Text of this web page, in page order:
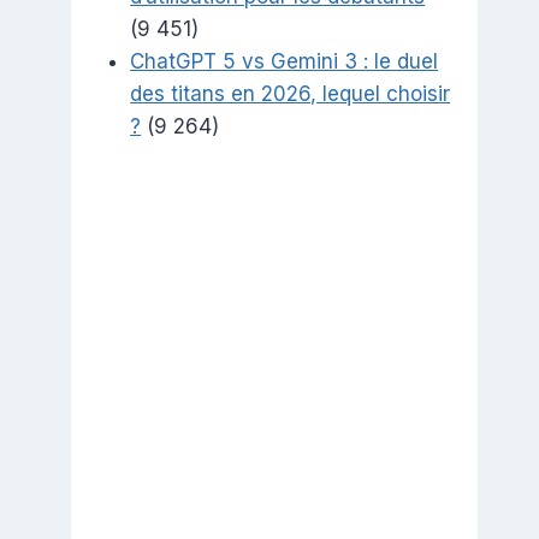
(9 451)
ChatGPT 5 vs Gemini 3 : le duel
des titans en 2026, lequel choisir
? (9 264)